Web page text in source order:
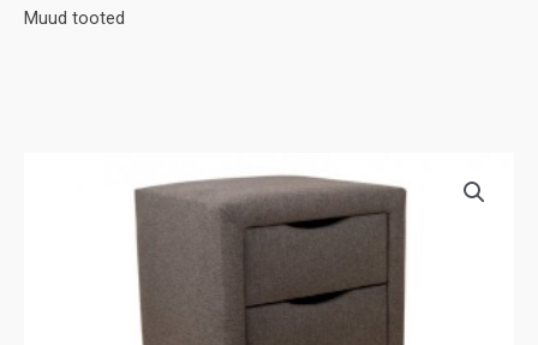
Muud tooted